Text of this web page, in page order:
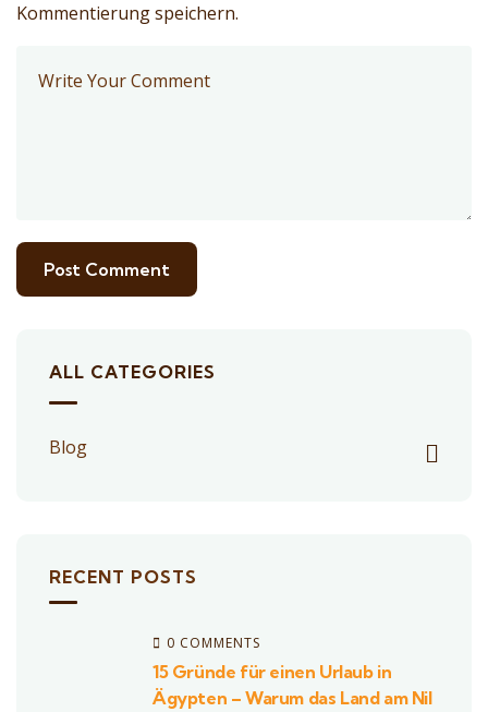
Kommentierung speichern.
ALL CATEGORIES
Blog
RECENT POSTS
0 COMMENTS
15 Gründe für einen Urlaub in
Ägypten – Warum das Land am Nil